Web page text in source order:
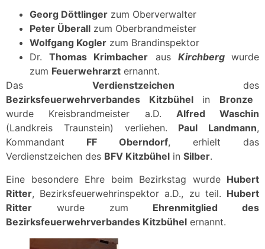
Georg Döttlinger zum Oberverwalter
Peter Überall zum Oberbrandmeister
Wolfgang Kogler zum Brandinspektor
Dr.Thomas Krimbacher aus Kirchberg wurde
zum Feuerwehrarzt ernannt.
Das Verdienstzeichen des
Bezirksfeuerwehrverbandes Kitzbühelin Bronze
wurde Kreisbrandmeister a.D. Alfred Waschin
(Landkreis Traunstein) verliehen. Paul Landmann,
Kommandant FF Oberndorf, erhielt das
Verdienstzeichen des BFV Kitzbühel in Silber.
Eine besondere Ehre beim Bezirkstag wurde Hubert
Ritter, Bezirksfeuerwehrinspektor a.D., zu teil. Hubert
Ritter wurde zum Ehrenmitglied des
Bezirksfeuerwehrverbandes Kitzbühel ernannt.